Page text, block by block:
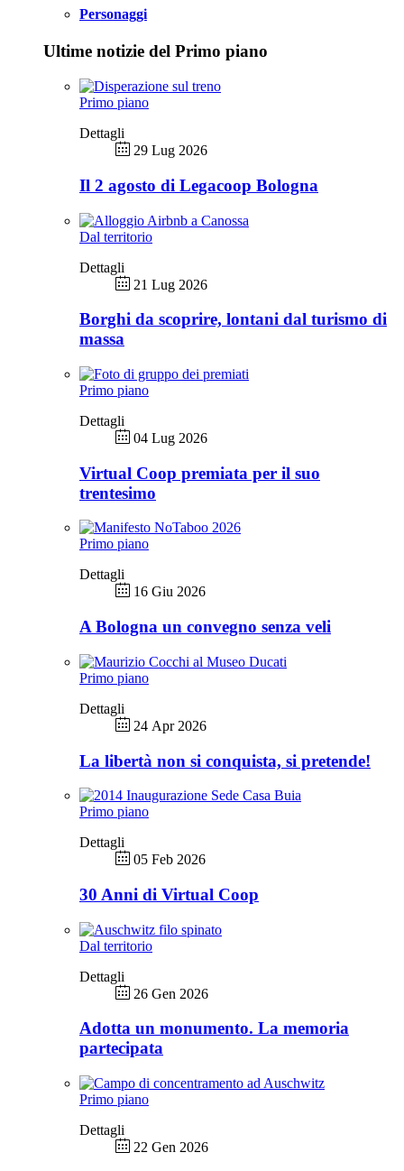
Personaggi
Ultime notizie del Primo piano
Primo piano
Dettagli
29 Lug 2026
Il 2 agosto di Legacoop Bologna
Dal territorio
Dettagli
21 Lug 2026
Borghi da scoprire, lontani dal turismo di
massa
Primo piano
Dettagli
04 Lug 2026
Virtual Coop premiata per il suo
trentesimo
Primo piano
Dettagli
16 Giu 2026
A Bologna un convegno senza veli
Primo piano
Dettagli
24 Apr 2026
La libertà non si conquista, si pretende!
Primo piano
Dettagli
05 Feb 2026
30 Anni di Virtual Coop
Dal territorio
Dettagli
26 Gen 2026
Adotta un monumento. La memoria
partecipata
Primo piano
Dettagli
22 Gen 2026